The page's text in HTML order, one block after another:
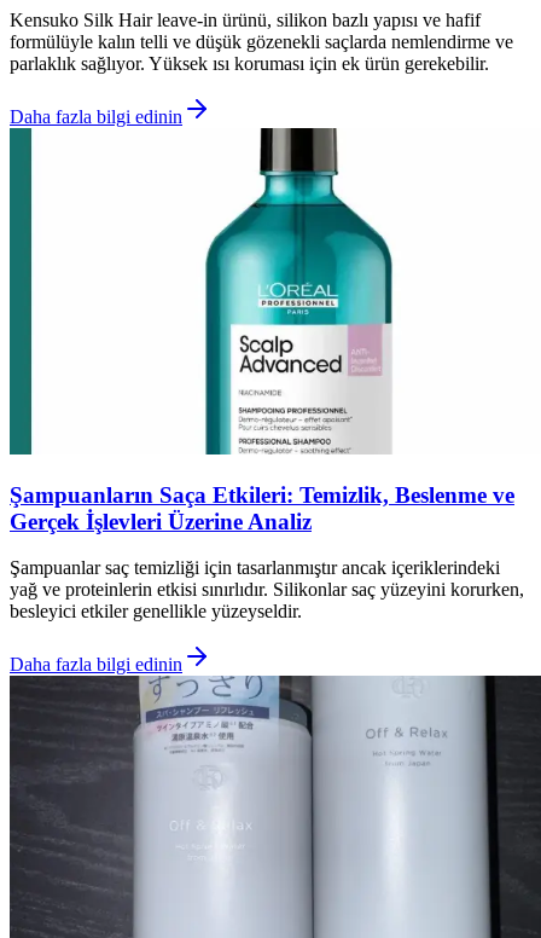
Kensuko Silk Hair leave-in ürünü, silikon bazlı yapısı ve hafif
formülüyle kalın telli ve düşük gözenekli saçlarda nemlendirme ve
parlaklık sağlıyor. Yüksek ısı koruması için ek ürün gerekebilir.
Daha fazla bilgi edinin
Şampuanların Saça Etkileri: Temizlik, Beslenme ve
Gerçek İşlevleri Üzerine Analiz
Şampuanlar saç temizliği için tasarlanmıştır ancak içeriklerindeki
yağ ve proteinlerin etkisi sınırlıdır. Silikonlar saç yüzeyini korurken,
besleyici etkiler genellikle yüzeyseldir.
Daha fazla bilgi edinin